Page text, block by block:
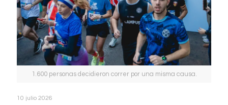
1.600 personas decidieron correr por una misma causa.
10 julio 2026